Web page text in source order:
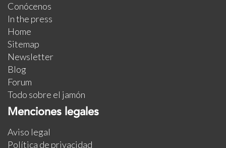
Conócenos
In the press
Home
Sitemap
Newsletter
Blog
Forum
Todo sobre el jamón
Menciones legales
Aviso legal
Política de privacidad